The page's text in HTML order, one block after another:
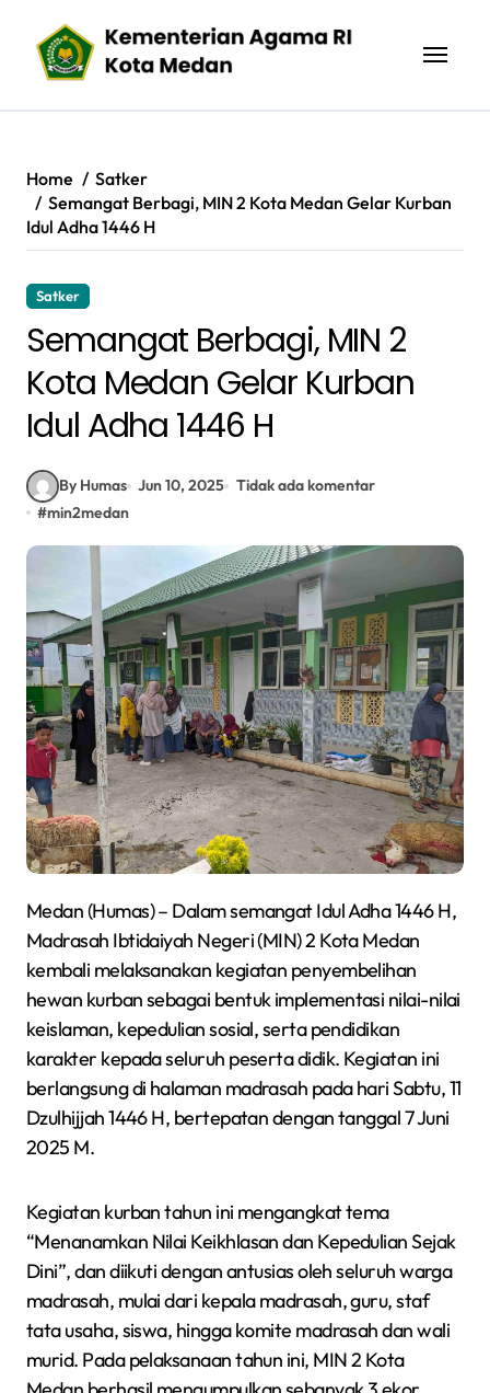
content
Home
Satker
Semangat Berbagi, MIN 2 Kota Medan Gelar Kurban
Idul Adha 1446 H
Satker
Semangat Berbagi, MIN 2
Kota Medan Gelar Kurban
Idul Adha 1446 H
By Humas Jun 10, 2025 Tidak ada komentar
#min2medan
Medan (Humas) – Dalam semangat Idul Adha 1446 H,
Madrasah Ibtidaiyah Negeri (MIN) 2 Kota Medan
kembali melaksanakan kegiatan penyembelihan
hewan kurban sebagai bentuk implementasi nilai-nilai
keislaman, kepedulian sosial, serta pendidikan
karakter kepada seluruh peserta didik. Kegiatan ini
berlangsung di halaman madrasah pada hari Sabtu, 11
Dzulhijjah 1446 H, bertepatan dengan tanggal 7 Juni
2025 M.
Kegiatan kurban tahun ini mengangkat tema
“Menanamkan Nilai Keikhlasan dan Kepedulian Sejak
Dini”, dan diikuti dengan antusias oleh seluruh warga
madrasah, mulai dari kepala madrasah, guru, staf
tata usaha, siswa, hingga komite madrasah dan wali
murid. Pada pelaksanaan tahun ini, MIN 2 Kota